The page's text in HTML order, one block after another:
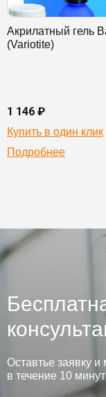
Акрилатный гель
(Variotite)
1 146 ₽
Купить в один клик
Подробнее
Оставтье заявку
в течение 10 минут